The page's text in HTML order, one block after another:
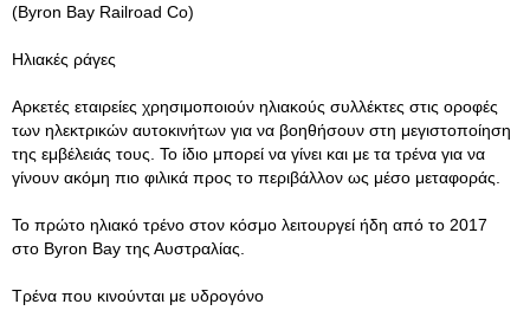
(Byron Bay Railroad Co)
Ηλιακές ράγες
Αρκετές εταιρείες χρησιμοποιούν ηλιακούς συλλέκτες στις οροφές
των ηλεκτρικών αυτοκινήτων για να βοηθήσουν στη μεγιστοποίηση
της εμβέλειάς τους. Το ίδιο μπορεί να γίνει και με τα τρένα για να
γίνουν ακόμη πιο φιλικά προς το περιβάλλον ως μέσο μεταφοράς.
Το πρώτο ηλιακό τρένο στον κόσμο λειτουργεί ήδη από το 2017
στο Byron Bay της Αυστραλίας.
Τρένα που κινούνται με υδρογόνο